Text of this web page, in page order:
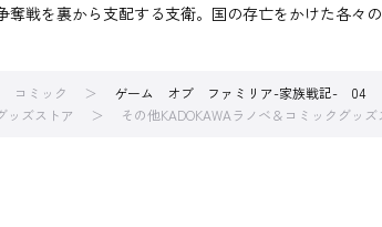
奪戦を裏から支配する支衛。国の存亡をかけた各
コミック
ゲーム オブ ファミリア-家族戦記- 04
ッズストア その他KADOKAWAラノベ＆コミックグッ